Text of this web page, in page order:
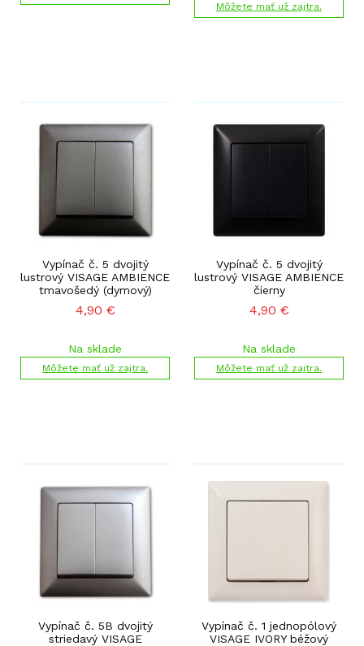
Môžete mať už zajtra.
Vypínač č. 5 dvojitý
lustrový VISAGE AMBIENCE
tmavošedý (dymový)
4,90 €
Na sklade
Môžete mať už zajtra.
Vypínač č. 5 dvojitý
lustrový VISAGE AMBIENCE
čierny
4,90 €
Na sklade
Môžete mať už zajtra.
Vypínač č. 5B dvojitý
striedavý VISAGE
Vypínač č. 1 jednopólový
VISAGE IVORY béžový